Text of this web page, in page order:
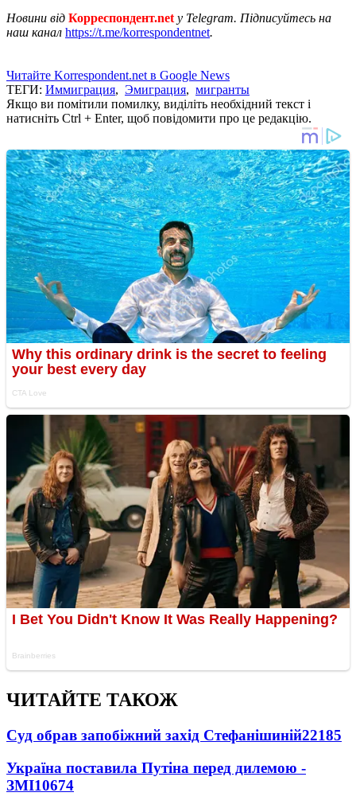
Новини від Корреспондент.net у Telegram. Підписуйтесь на
наш канал https://t.me/korrespondentnet.
Читайте Korrespondent.net в Google News
ТЕГИ: Иммиграция, Эмиграция, мигранты
Якщо ви помітили помилку, виділіть необхідний текст і
натисніть Ctrl + Enter, щоб повідомити про це редакцію.
ЧИТАЙТЕ ТАКОЖ
Суд обрав запобіжний захід Стефанішиній22185
Україна поставила Путіна перед дилемою -
ЗМІ10674